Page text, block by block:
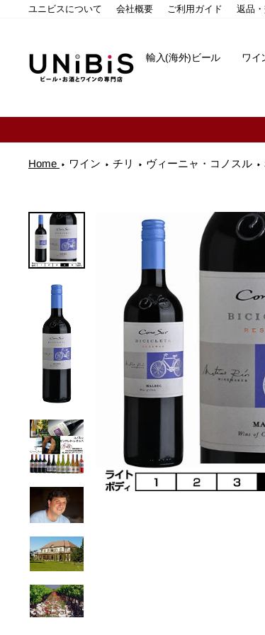
ッ
す
ユニビスについて 会社概要 ご利用ガイド 返品
輸入(海外)ビール ワイ
Home ワイン チリ ヴィーニャ・コノスル